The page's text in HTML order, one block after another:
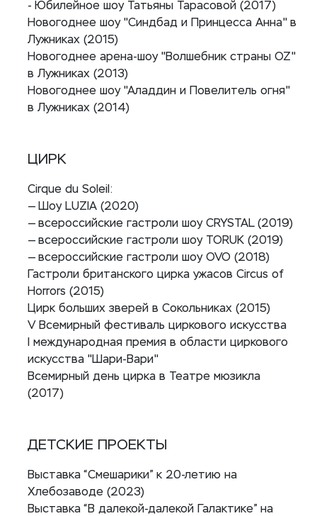
- Юбилейное шоу Татьяны Тарасовой (2017)
Новогоднее шоу "Синдбад и Принцесса Анна" в
Лужниках (2015)
Новогоднее арена-шоу "Волшебник страны OZ"
в Лужниках (2013)
Новогоднее шоу "Аладдин и Повелитель огня"
в Лужниках (2014)
ЦИРК
Cirque du Soleil:
— Шоу LUZIA (2020)
— всероссийские гастроли шоу CRYSTAL (2019)
— всероссийские гастроли шоу TORUK (2019)
— всероссийские гастроли шоу OVO (2018)
Гастроли британского цирка ужасов Circus of
Horrors (2015)
Цирк больших зверей в Сокольниках (2015)
V Всемирный фестиваль циркового искусства
I международная премия в области циркового
искусства "Шари-Вари"
Всемирный день цирка в Театре мюзикла
(2017)
ДЕТСКИЕ ПРОЕКТЫ
Выставка “Смешарики” к 20-летию на
Хлебозаводе (2023)
Выставка “В далекой-далекой Галактике” на